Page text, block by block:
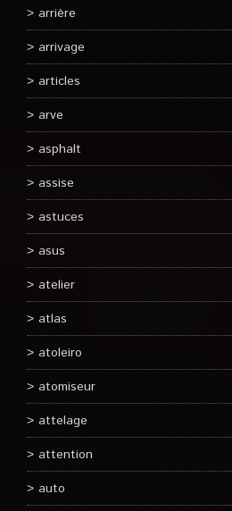
arrière
arrivage
articles
arve
asphalt
assise
astuces
asus
atelier
atlas
atoleiro
atomiseur
attelage
attention
auto